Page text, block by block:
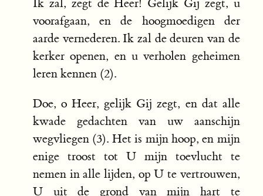
Ik zal, zegt de Heer! Gelijk Gij zegt, u
voorafgaan, en de hoogmoedigen der
aarde vernederen. Ik zal de deuren van de
kerker openen, en u verholen geheimen
leren kennen (2).
Doe, o Heer, gelijk Gij zegt, en dat alle
kwade gedachten van uw aanschijn
wegvliegen (3). Het is mijn hoop, en mijn
enige troost tot U mijn toevlucht te
nemen in alle lijden, op U te vertrouwen,
U uit de grond van mijn hart te